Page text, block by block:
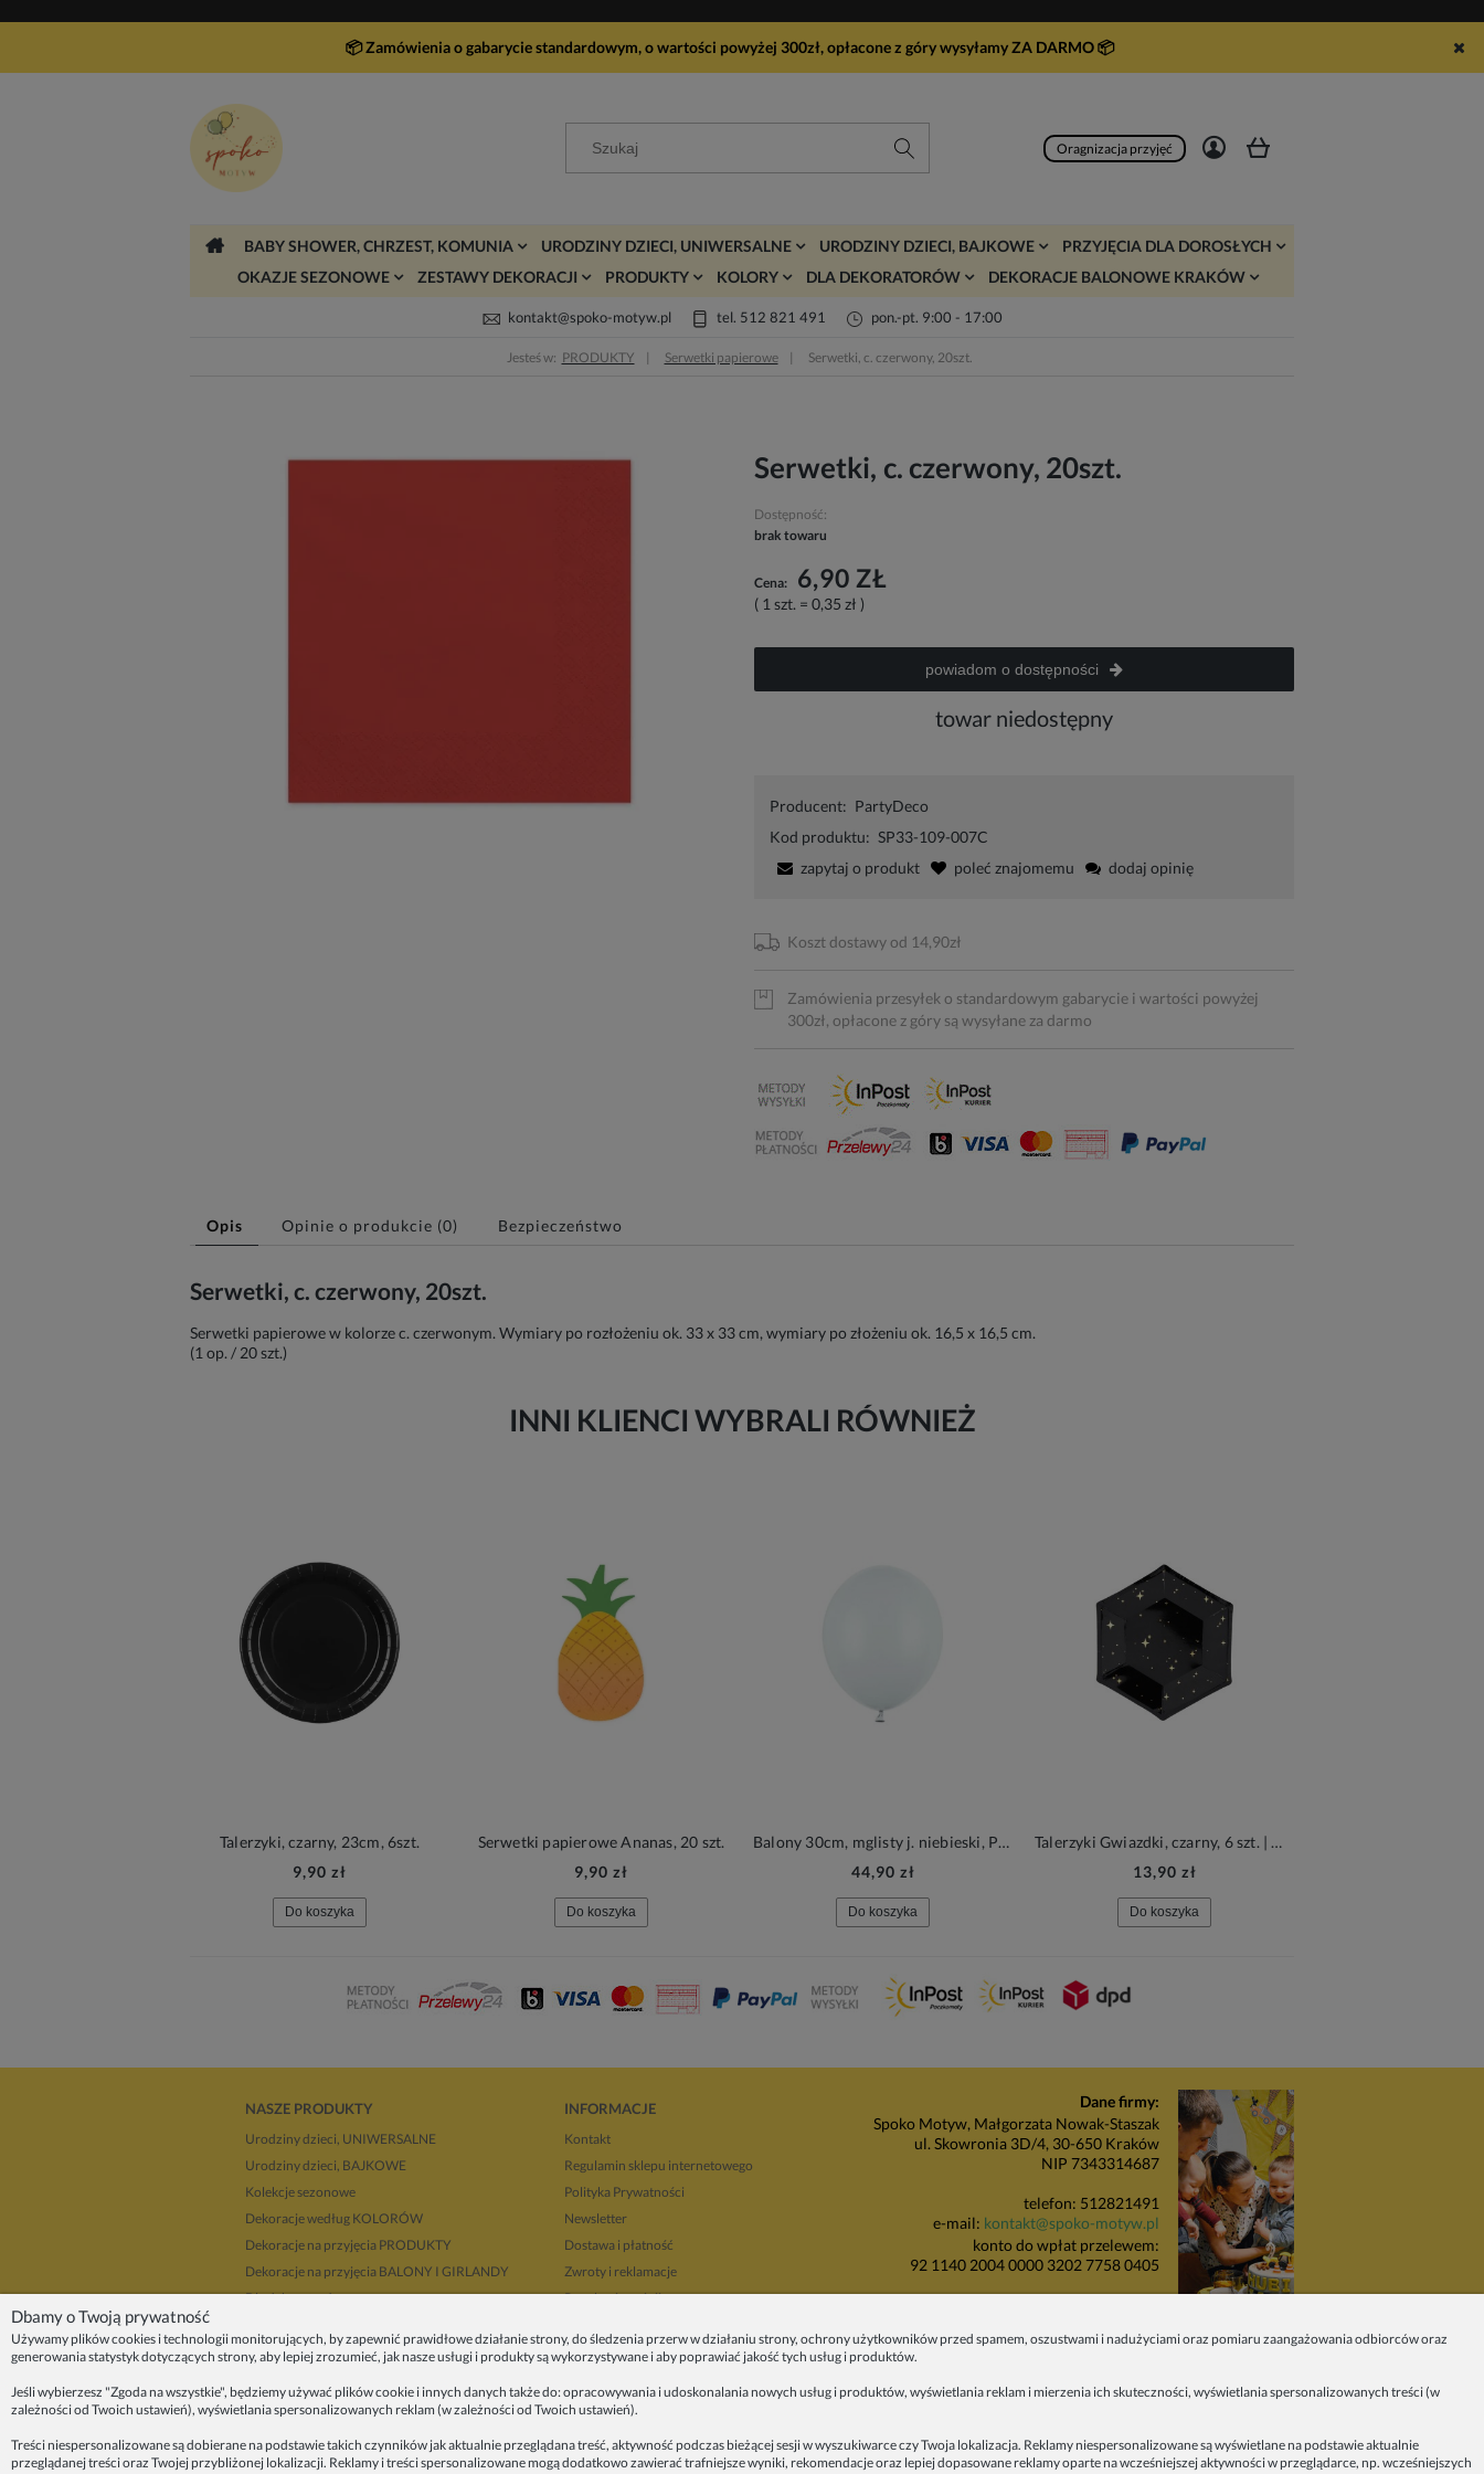
📦 Zamówienia o gabarycie standardowym, o wartości powyżej 300zł, opłacone z góry wysyłamy ZA DARMO📦
Oragnizacja przyjęć
BABY SHOWER, CHRZEST, KOMUNIA URODZINY DZIECI, UNIWERSALNE URODZINY DZIECI, BAJKOWE
PRZYJĘCIA DLA DOROSŁYCH
OKAZJE SEZONOWE
ZESTAWY DEKORACJI PRODUKTY KOLORY DLA DEKORATORÓW DEKORACJE BALONOWE KRAKÓW
kontakt@spoko-motyw.pl tel. 512 821 491 pon.-pt. 9:00 - 17:00
Jesteś w: PRODUKTY Serwetki papierowe Serwetki, c. czerwony, 20szt.
Serwetki, c. czerwony, 20szt.
Dostępność:
brak towaru
Cena: 6,90 ZŁ
( 1 szt. = 0,35 zł )
powiadom o dostępności
towar niedostępny
Producent: PartyDeco
Kod produktu: SP33-109-007C
zapytaj o produkt
poleć znajomemu dodaj opinię
Koszt dostawy od 14,90zł
Zamówienia przesyłek o standardowym gabarycie i wartości powyżej
300zł, opłacone z góry są wysyłane za darmo
Opis Opinie o produkcie (0) Bezpieczeństwo
Serwetki, c. czerwony, 20szt.
Serwetki papierowe w kolorze c. czerwonym. Wymiary po rozłożeniu ok. 33 x 33 cm, wymiary po złożeniu ok. 16,5 x 16,5 cm.
(1 op. / 20 szt.)
INNI KLIENCI WYBRALI RÓWNIEŻ
Talerzyki, czarny, 23cm, 6szt.
9,90 zł
Do koszyka
Serwetki papierowe Ananas, 20 szt.
9,90 zł
Do koszyka
Balony 30cm, mglisty j. niebieski, Pastel Light Misty Blue, 100szt.| PartyDeco Strong Balloons
44,90 zł
Do koszyka
Talerzyki Gwiazdki, czarny, 6 szt. | HALLOWEEN | SYLWESTER
13,90 zł
Do koszyka
NASZE PRODUKTY
Urodziny dzieci, UNIWERSALNE
Urodziny dzieci, BAJKOWE
Kolekcje sezonowe
Dekoracje według KOLORÓW
Dekoracje na przyjęcia PRODUKTY
Dekoracje na przyjęcia BALONY I GIRLANDY
Dla dekoratorów
Dekoracje balonowe KRAKÓW
INFORMACJE
Kontakt
Regulamin sklepu internetowego
Polityka Prywatności
Newsletter
Dostawa i płatność
Zwroty i reklamacje
Regulamin opinii
ZAINSPIRUJ SIĘ!
O nas
Dane firmy:
Spoko Motyw, Małgorzata Nowak-Staszak
ul. Skowronia 3D/4, 30-650 Kraków
NIP 7343314687
telefon: 512821491
e-mail: kontakt@spoko-motyw.pl
konto do wpłat przelewem:
92 1140 2004 0000 3202 7758 0405
Pracownia Spoko Motyw
ul. Wadowicka 8i (za szlabanem, wejście z
społecznościowych!
Dbamy o Twoją prywatność
Używamy plików cookies i technologii monitorujących, by zapewnić prawidłowe działanie strony, do śledzenia przerw w działaniu strony, ochrony użytkowników przed spamem, oszustwami i nadużyciami oraz pomiaru zaangażowania odbiorców oraz
generowania statystyk dotyczących strony, aby lepiej zrozumieć, jak nasze usługi i produkty są wykorzystywane i aby poprawiać jakość tych usług i produktów.
Jeśli wybierzesz "Zgoda na wszystkie", będziemy używać plików cookie i innych danych także do: opracowywania i udoskonalania nowych usług i produktów, wyświetlania reklam i mierzenia ich skuteczności, wyświetlania spersonalizowanych treści (w
zależności od Twoich ustawień), wyświetlania spersonalizowanych reklam (w zależności od Twoich ustawień).
Treści niespersonalizowane są dobierane na podstawie takich czynników jak aktualnie przeglądana treść, aktywność podczas bieżącej sesji w wyszukiwarce czy Twoja lokalizacja. Reklamy niespersonalizowane są wyświetlane na podstawie aktualnie
przeglądanej treści oraz Twojej przybliżonej lokalizacji. Reklamy i treści spersonalizowane mogą dodatkowo zawierać trafniejsze wyniki, rekomendacje oraz lepiej dopasowane reklamy oparte na wcześniejszej aktywności w przeglądarce, np. wcześniejszych